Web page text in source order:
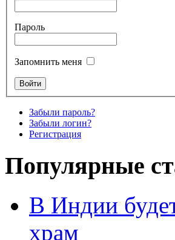
Пароль
Запомнить меня
Забыли пароль?
Забыли логин?
Регистрация
Популярные
В Индии
храм